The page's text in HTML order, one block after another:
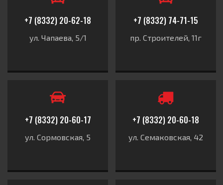
+7 (8332) 20-62-18
ул. Чапаева, 5/1
+7 (8332) 74-71-15
пр. Строителей, 11г
+7 (8332) 20-60-17
ул. Сормовская, 5
+7 (8332) 20-60-18
ул. Семаковская, 42